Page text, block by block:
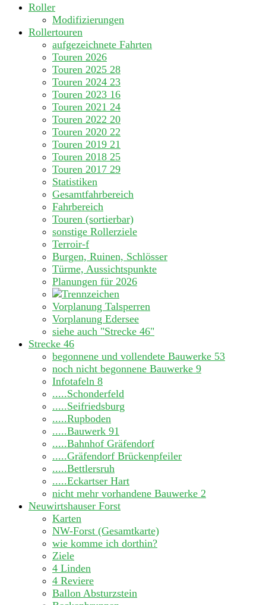
Roller
Modifizierungen
Rollertouren
aufgezeichnete Fahrten
Touren 2026
Touren 2025 28
Touren 2024 23
Touren 2023 16
Touren 2021 24
Touren 2022 20
Touren 2020 22
Touren 2019 21
Touren 2018 25
Touren 2017 29
Statistiken
Gesamtfahrbereich
Fahrbereich
Touren (sortierbar)
sonstige Rollerziele
Terroir-f
Burgen, Ruinen, Schlösser
Türme, Aussichtspunkte
Planungen für 2026
Vorplanung Talsperren
Vorplanung Edersee
siehe auch "Strecke 46"
Strecke 46
begonnene und vollendete Bauwerke 53
noch nicht begonnene Bauwerke 9
Infotafeln 8
.....Schonderfeld
.....Seifriedsburg
.....Rupboden
.....Bauwerk 91
.....Bahnhof Gräfendorf
.....Gräfendorf Brückenpfeiler
.....Bettlersruh
.....Eckartser Hart
nicht mehr vorhandene Bauwerke 2
Neuwirtshauser Forst
Karten
NW-Forst (Gesamtkarte)
wie komme ich dorthin?
Ziele
4 Linden
4 Reviere
Ballon Absturzstein